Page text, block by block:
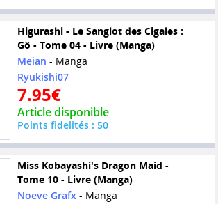
Higurashi - Le Sanglot des Cigales :
Gô - Tome 04 - Livre (Manga)
Meian - Manga
Ryukishi07
7.95€
Article disponible
Points fidelités : 50
Miss Kobayashi's Dragon Maid -
Tome 10 - Livre (Manga)
Noeve Grafx- Manga